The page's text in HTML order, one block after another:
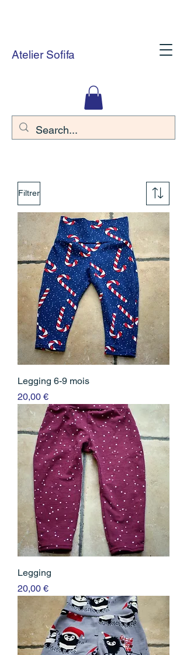
Atelier Sofifa
Filtrer
Legging 6-9 mois
Prix
20,00 €
Legging
Prix
20,00 €